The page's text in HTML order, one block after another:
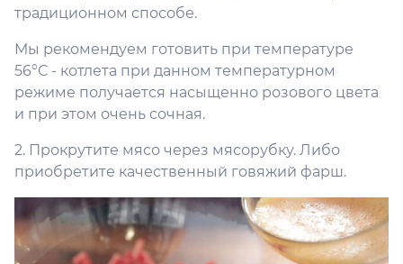
традиционном способе.
Мы рекомендуем готовить при температуре
56°С - котлета при данном температурном
режиме получается насыщенно розового цвета
и при этом очень сочная.
2. Прокрутите мясо через мясорубку. Либо
приобретите качественный говяжий фарш.